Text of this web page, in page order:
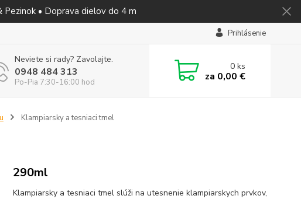
Pezinok • Doprava dielov do 4 m
Prihlásenie
Neviete si rady? Zavolajte.
0948 484 313
Po-Pia 7:30-16:00 hod
0ks
za 0,00 €
Klampiarsky a tesniaci tmel
290ml
Klampiarsky a tesniaci tmel slúži na utesnenie klampiarskych prvkov,